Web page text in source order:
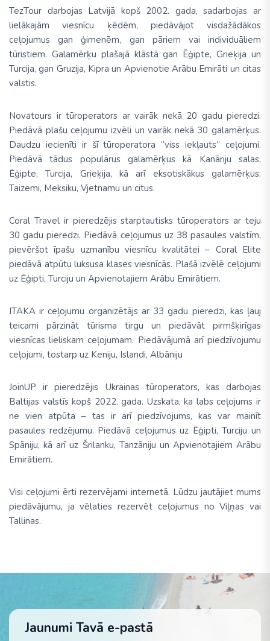
TezTour darbojas Latvijā kopš 2002. gada, sadarbojas ar
lielākajām viesnīcu ķēdēm, piedāvājot visdažādākos
ceļojumus gan ģimenēm, gan pāriem vai individuāliem
tūristiem. Galamērķu plašajā klāstā gan Ēģipte, Grieķija un
Turcija, gan Gruzija, Kipra un Apvienotie Arābu Emirāti un citas
valstis.
Novatours ir tūroperators ar vairāk nekā 20 gadu pieredzi.
Piedāvā plašu ceļojumu izvēli un vairāk nekā 30 galamērķus.
Daudzu iecienīti ir šī tūroperatora “viss iekļauts” ceļojumi.
Piedāvā tādus populārus galamērķus kā Kanāriju salas,
Ēģipte, Turcija, Grieķija, kā arī eksotiskākus galamērķus:
Taizemi, Meksiku, Vjetnamu un citus.
Coral Travel ir pieredzējis starptautisks tūroperators ar teju
30 gadu pieredzi. Piedāvā ceļojumus uz 38 pasaules valstīm,
pievēršot īpašu uzmanību viesnīcu kvalitātei – Coral Elite
piedāvā atpūtu luksusa klases viesnīcās. Plašā izvēlē ceļojumi
uz Ēģipti, Turciju un Apvienotajiem Arābu Emirātiem.
ITAKA ir ceļojumu organizētājs ar 33 gadu pieredzi, kas ļauj
teicami pārzināt tūrisma tirgu un piedāvāt pirmšķirīgas
viesnīcas lieliskam ceļojumam. Piedāvājumā arī piedzīvojumu
ceļojumi, tostarp uz Keniju, Islandi, Albāniju
JoinUP ir pieredzējis Ukrainas tūroperators, kas darbojas
Baltijas valstīs kopš 2022. gada. Uzskata, ka labs ceļojums ir
ne vien atpūta – tas ir arī piedzīvojums, kas var mainīt
pasaules redzējumu. Piedāvā ceļojumus uz Ēģipti, Turciju un
Spāniju, kā arī uz Šrilanku, Tanzāniju un Apvienotajiem Arābu
Emirātiem.
Visi ceļojumi ērti rezervējami internetā. Lūdzu jautājiet mums
piedāvājumu, ja vēlaties rezervēt ceļojumus no Viļņas vai
Tallinas.
Jaunumi Tavā e-pastā